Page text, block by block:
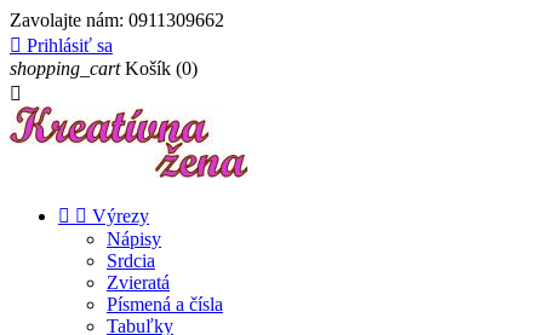
Zavolajte nám: 0911309662
 Prihlásiť sa
shopping_cart Košík (0)

  Výrezy
Nápisy
Srdcia
Zvieratá
Písmená a čísla
Tabuľky